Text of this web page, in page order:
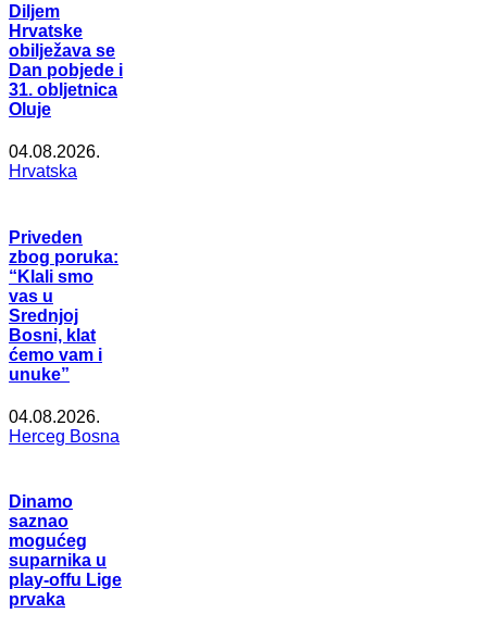
Diljem
Hrvatske
obilježava se
Dan pobjede i
31. obljetnica
Oluje
04.08.2026.
Hrvatska
Priveden
zbog poruka:
“Klali smo
vas u
Srednjoj
Bosni, klat
ćemo vam i
unuke”
04.08.2026.
Herceg Bosna
Dinamo
saznao
mogućeg
suparnika u
play-offu Lige
prvaka